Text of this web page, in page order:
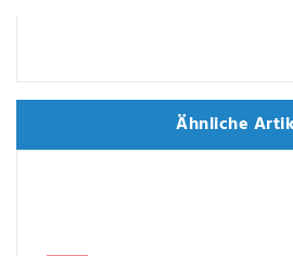
Ähnliche